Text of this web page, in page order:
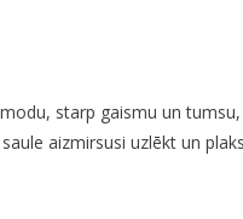
starp gaismu un
aizmirsusi uzlēkt un